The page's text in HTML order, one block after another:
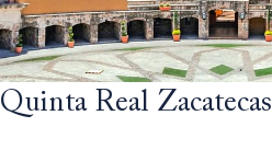
Quinta Real Zacatecas